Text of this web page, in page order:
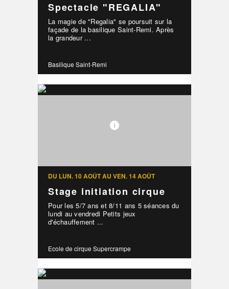
Spectacle "REGALIA"
La magie de "Regalia" se poursuit sur la
façade de la basilique Saint-Remi. Après
la grandeur ...
Basilique Saint-Remi
DU LUN. 10 AOÛT AU VEN. 14 AOÛT
Stage initiation cirque
Pour les 5/7 ans et 8/11 ans 5 séances du
lundi au vendredi Petits jeux
d'échauffement ...
Ecole de cirque Supercrampe